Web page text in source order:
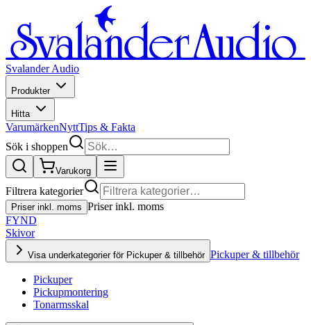
Svalander Audio
Produkter
Hitta
VarumärkenNyttTips & Fakta
Sök i shoppen
Varukorg
Filtrera kategorier
Priser inkl. moms Priser inkl. moms
FYND
Skivor
Visa underkategorier för Pickuper & tillbehör Pickuper & tillbehör
Pickuper
Pickupmontering
Tonarmsskal